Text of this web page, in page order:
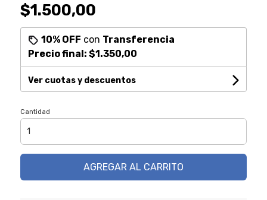
$1.500,00
10% OFF con Transferencia
Precio final: $1.350,00
Ver cuotas y descuentos
Cantidad
AGREGAR AL CARRITO